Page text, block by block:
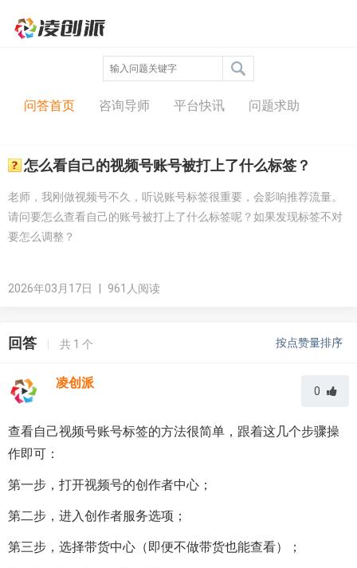
问答中心
问答首页 咨询导师 平台快讯 问题求助
怎么看自己的视频号账号被打上了什么标签？
老师，我刚做视频号不久，听说账号标签很重要，会影响推荐流量。
请问要怎么查看自己的账号被打上了什么标签呢？如果发现标签不对
要怎么调整？
2026年03月17日 961人阅读
回答 | 共 1 个 按点赞量排序
凌创派
0
查看自己视频号账号标签的方法很简单，跟着这几个步骤操
作即可：
第一步，打开视频号的创作者中心；
第二步，进入创作者服务选项；
第三步，选择带货中心（即便不做带货也能查看）；